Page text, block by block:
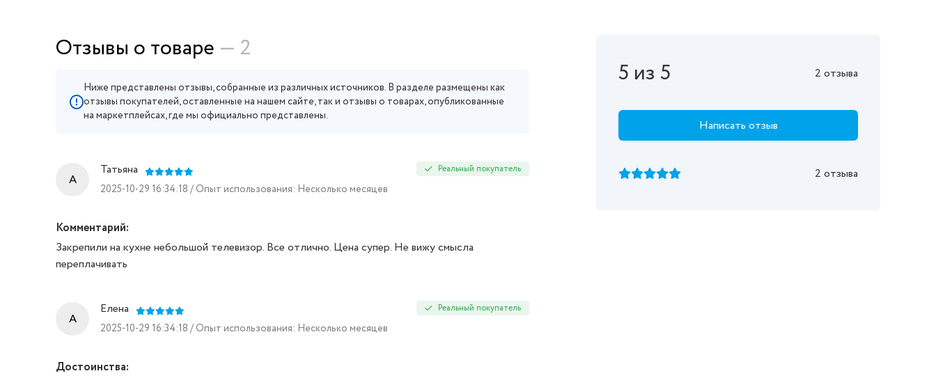
Отзывы о товаре — 2
Ниже представлены отзывы, собранные из различных источников. В разделе размещены как
отзывы покупателей, оставленные на нашем сайте, так и отзывы о товарах, опубликованные
на маркетплейсах, где мы официально представлены.
A
Татьяна
2025-10-29 16:34:18 / Опыт использования: Несколько месяцев
Реальный покупатель
Комментарий:
Закрепили на кухне небольшой телевизор. Все отлично. Цена супер. Не вижу смысла
переплачивать
A
Елена
2025-10-29 16:34:18 / Опыт использования: Несколько месяцев
Реальный покупатель
Достоинства:
5 из 5 2 отзыва
Написать отзыв
2 отзыва